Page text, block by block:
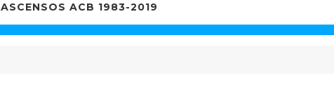
ASCENSOS ACB 1983-2019